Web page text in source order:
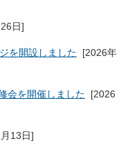
日]
を開設しました [2026年
会を開催しました [2026
13日]